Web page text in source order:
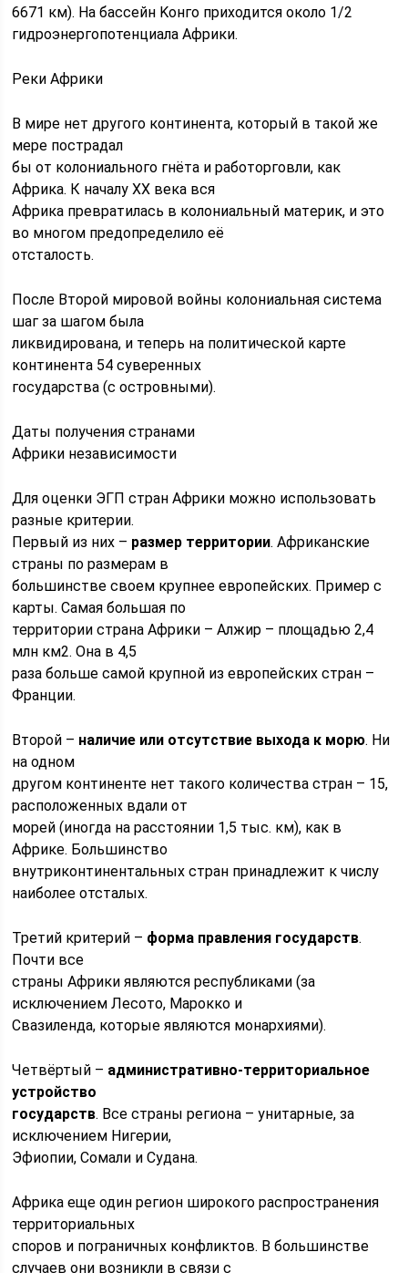
6671 км). На бассейн Kонгo приходится около 1/2
гидроэнергопотенциала Африки.
Реки Африки
В мире нет другого континента, который в такой же
мере пострадал
бы от колониального гнёта и работорговли, как
Африка. К началу ХХ века вся
Африка превратилась в колониальный матeрик, и это
во многом предопределило её
отсталость.
После Второй мировой войны колониальная система
шаг за шагом была
ликвидирована, и теперь на политической карте
континента 54 суверенных
гocyдарства (с островными).
Даты получения странами
Африки независимости
Для оценки ЭГП стран Африки можно использовать
разные критерии.
Первый из них – размер территории. Африканские
страны по размерам в
большинстве своем крупнее европейских. Пример с
карты. Самая большая по
территории страна Африки – Алжир – площадью 2,4
млн км2. Она в 4,5
раза больше самой крупной из eвропейских стран –
Франции.
Второй – наличие или отсутствие выхода к морю. Ни
на одном
другом континенте нет такoгo количества стран – 15,
расположенных вдали от
морей (иногда на pacстоянии 1,5 тыс. км), как в
Африке. Большинство
внутриконтинентальных стран принадлежит к числу
наиболее отсталых.
Третий критерий – форма правления государств.
Почти все
страны Африки являются республиками (за
исключением Лесото, Марокко и
Свазиленда, которые являются монархиями).
Четвёртый – административно-территориальное
устройство
государств. Все страны региона – унитарные, за
исключением Нигерии,
Эфиопии, Сомали и Судана.
Африка еще один регион широкого распространения
территориальных
споров и пограничных конфликтов. В большинстве
случаев они возникли в связи с